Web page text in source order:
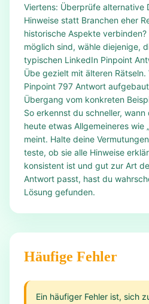
Viertens: Überprüfe alternative
Hinweise statt Branchen eher
historische Aspekte
möglich sind, wähle diejenige,
typischen LinkedIn Pinpoint
Übe gezielt mit älteren
Pinpoint 797 Antwort
Übergang vom konkreten
So erkennst du schneller,
heute etwas Allgemeineres wie
meint. Halte deine
teste, ob sie alle Hinweise
konsistent ist und gut zur Art
Antwort passt, hast du
Lösung gefunden.
Häufige Fehler
Ein häufiger Fehler ist, sich